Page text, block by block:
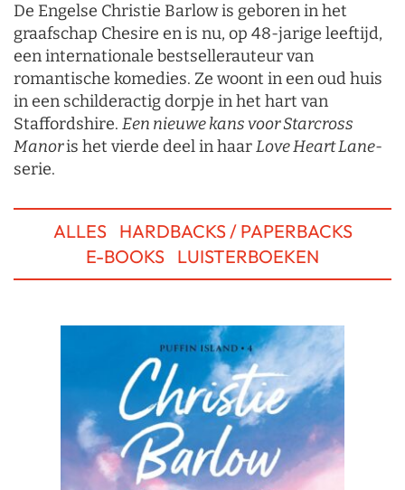
De Engelse Christie Barlow is geboren in het
graafschap Chesire en is nu, op 48-jarige leeftijd,
een internationale bestsellerauteur van
romantische komedies. Ze woont in een oud huis
in een schilderactig dorpje in het hart van
Staffordshire. Een nieuwe kans voor Starcross
Manoris het vierde deel in haarLove Heart Lane-
serie.
ALLES
HARDBACKS / PAPERBACKS
E-BOOKS LUISTERBOEKEN